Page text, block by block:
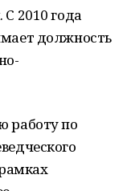
2010 года
должность
работу по